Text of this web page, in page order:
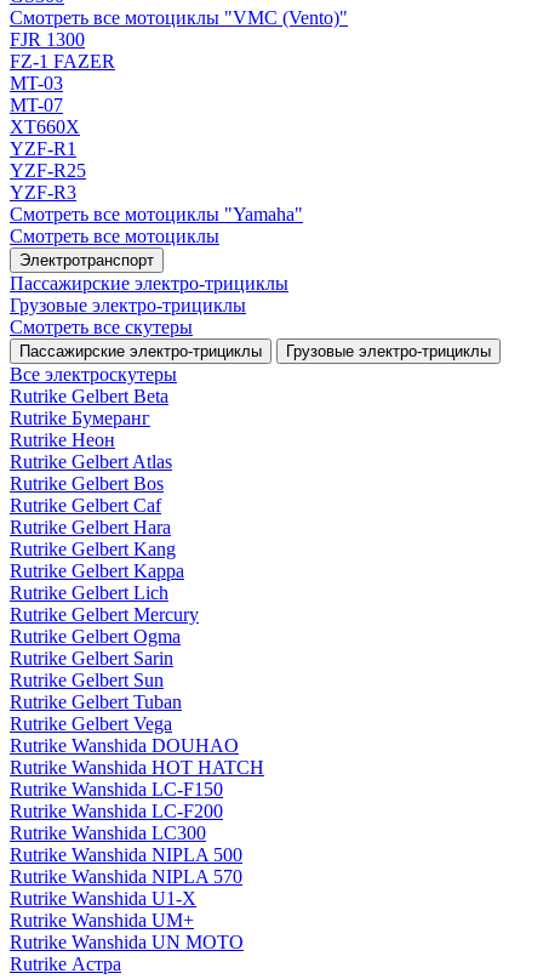
Смотреть все мотоциклы "VMC (Vento)"
FJR 1300
FZ-1 FAZER
MT-03
MT-07
XT660X
YZF-R1
YZF-R25
YZF-R3
Смотреть все мотоциклы "Yamaha"
Смотреть все мотоциклы
Электротранспорт
Пассажирские электро‑трициклы
Грузовые электро‑трициклы
Смотреть все скутеры
Пассажирские электро‑трициклы Грузовые электро‑трициклы
Все электро­скутеры
Rutrike Gelbert Beta
Rutrike Бумеранг
Rutrike Неон
Rutrike Gelbert Atlas
Rutrike Gelbert Bos
Rutrike Gelbert Caf
Rutrike Gelbert Hara
Rutrike Gelbert Kang
Rutrike Gelbert Kappa
Rutrike Gelbert Lich
Rutrike Gelbert Mercury
Rutrike Gelbert Ogma
Rutrike Gelbert Sarin
Rutrike Gelbert Sun
Rutrike Gelbert Tuban
Rutrike Gelbert Vega
Rutrike Wanshida DOUHAO
Rutrike Wanshida HOT HATCH
Rutrike Wanshida LC-F150
Rutrike Wanshida LC-F200
Rutrike Wanshida LC300
Rutrike Wanshida NIPLA 500
Rutrike Wanshida NIPLA 570
Rutrike Wanshida U1-X
Rutrike Wanshida UM+
Rutrike Wanshida UN MOTO
Rutrike Астра